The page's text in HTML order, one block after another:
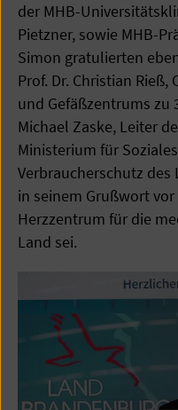
der MHB-
Pietzner, sowie MHB-
Simon gratulierten
Prof. Dr. Christian
und Gefäßzentrums zu
Michael Zaske, Leiter
Ministerium für
Verbraucherschutz
in seinem Grußwort
Herzzentrum für die
Land sei.